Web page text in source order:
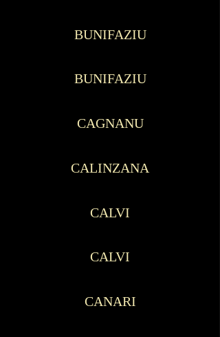
BUNIFAZIU
BUNIFAZIU
CAGNANU
CALINZANA
CALVI
CALVI
CANARI